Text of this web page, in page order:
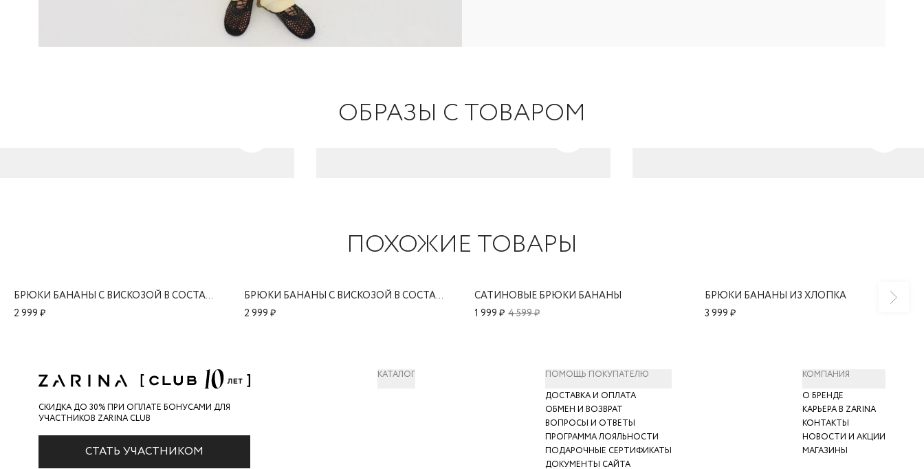
ОБРАЗЫ С ТОВАРОМ
ПОХОЖИЕ ТОВАРЫ
БРЮКИ БАНАНЫ С ВИСКОЗОЙ В СОСТАВЕ
2 999 ₽
БРЮКИ БАНАНЫ С ВИСКОЗОЙ В СОСТАВЕ
2 999 ₽
САТИНОВЫЕ БРЮКИ БАНАНЫ
4 599 ₽
1 999 ₽
БРЮКИ БАНАНЫ ИЗ ХЛОПКА
3 999 ₽
СКИДКА ДО 30% ПРИ ОПЛАТЕ БОНУСАМИ ДЛЯ
УЧАСТНИКОВ ZARINA CLUB
СТАТЬ УЧАСТНИКОМ
КАТАЛОГ
ПОМОЩЬ ПОКУПАТЕЛЮ
ДОСТАВКА И ОПЛАТА
ОБМЕН И ВОЗВРАТ
ВОПРОСЫ И ОТВЕТЫ
ПРОГРАММА ЛОЯЛЬНОСТИ
ПОДАРОЧНЫЕ СЕРТИФИКАТЫ
ДОКУМЕНТЫ САЙТА
КОМПАНИЯ
О БРЕНДЕ
КАРЬЕРА В ZARINA
КОНТАКТЫ
НОВОСТИ И АКЦИИ
МАГАЗИНЫ